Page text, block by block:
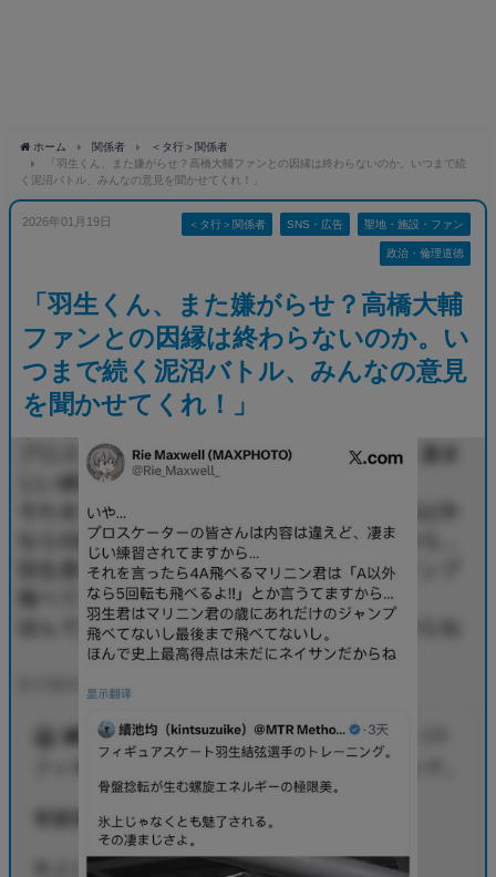
ホーム 関係者
＜タ行＞関係者
「羽生くん、また嫌がらせ？高橋大輔ファンとの因縁は終わらないのか。いつまで続
く泥沼バトル、みんなの意見を聞かせてくれ！」
2026年01月19日 ＜タ行＞関係者 SNS・広告 聖地・施設・ファン
政治・倫理道徳
「羽生くん、また嫌がらせ？高橋大輔
ファンとの因縁は終わらないのか。い
つまで続く泥沼バトル、みんなの意見
を聞かせてくれ！」